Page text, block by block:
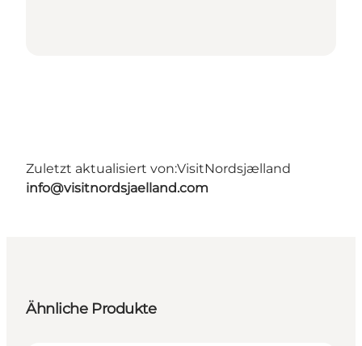
Zuletzt aktualisiert von:VisitNordsjælland
info@visitnordsjaelland.com
Ähnliche Produkte